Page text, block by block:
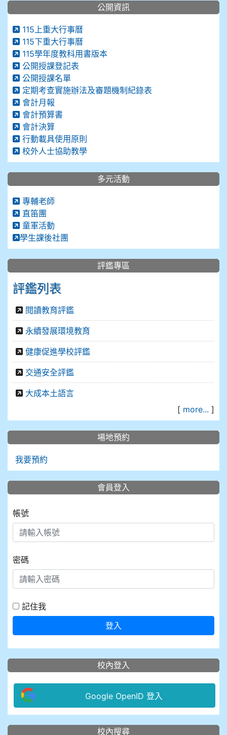
公開資訊
115上重大行事曆
115下重大行事曆
115學年度教科用書版本
公開授課登記表
公開授課名單
定期考查實施辦法及審題機制紀錄表
會計月報
會計預算書
會計決算
行動載具使用原則
校外人士協助教學
多元活動
專輔老師
直笛團
童軍活動
學生課後社團
評鑑專區
評鑑列表
閱讀教育評鑑
永續發展環境教育
健康促進學校評鑑
交通安全評鑑
大成本土語言
[ more... ]
場地預約
我要預約
會員登入
帳號
密碼
記住我
登入
校內登入
Google OpenID 登入
::: 校內搜尋